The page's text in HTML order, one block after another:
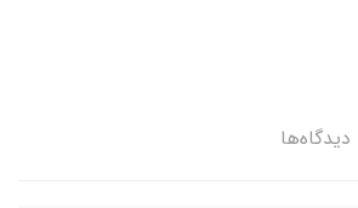
دیدگاه‌ها